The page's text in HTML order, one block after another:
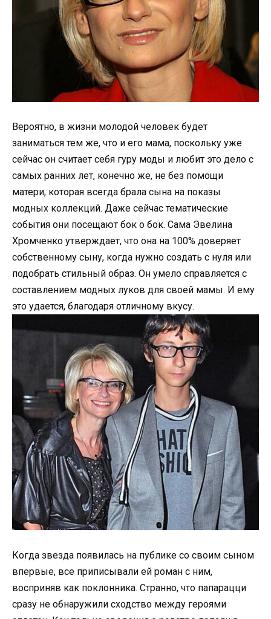
Вероятно, в жизни молодой человек будет
заниматься тем же, что и его мама, поскольку уже
сейчас он считает себя гуру моды и любит это дело с
самых ранних лет, конечно же, не без помощи
матери, которая всегда брала сына на показы
модных коллекций. Даже сейчас тематические
события они посещают бок о бок. Сама Эвелина
Хромченко утверждает, что она на 100% доверяет
собственному сыну, когда нужно создать с нуля или
подобрать стильный образ. Он умело справляется с
составлением модных луков для своей мамы. И ему
это удается, благодаря отличному вкусу.
Когда звезда появилась на публике со своим сыном
впервые, все приписывали ей роман с ним,
восприняв как поклонника. Странно, что папарацци
сразу не обнаружили сходство между героями